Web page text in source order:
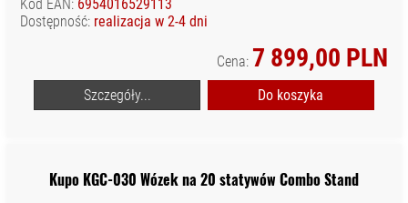
Kod EAN: 6954016529113
Dostępność: realizacja w 2-4 dni
Cena: 7 899,00 PLN
Szczegóły... Do koszyka
Kupo KGC-030 Wózek na 20 statywów Combo Stand
INNE
ZASILANIE
CZĘŚCI